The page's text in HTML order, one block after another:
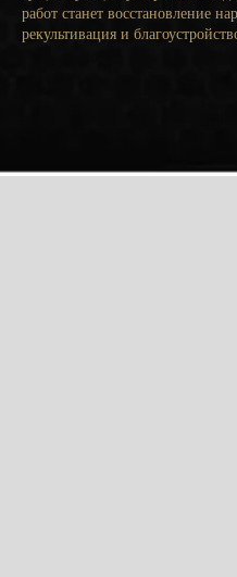
работ станет восстановление
рекультивация и